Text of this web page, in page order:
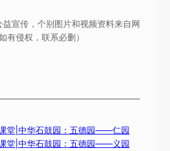
益宣传，个别图片和视频资料来自网
有侵权，联系必删）
堂|中华石鼓园：五德园——仁园
堂|中华石鼓园：五德园——义园